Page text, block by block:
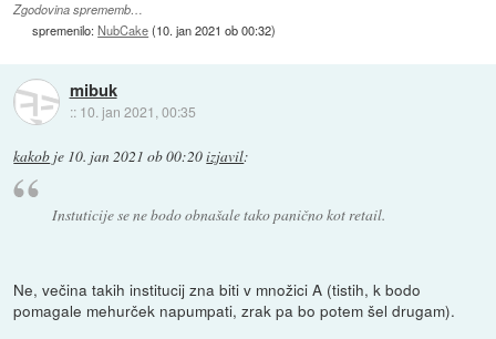
Zgodovina sprememb…
spremenilo:NubCake(10. jan 2021 ob 00:32)
mibuk
:: 10. jan 2021, 00:35
kakob je 10. jan 2021 ob 00:20izjavil:
Instuticije se ne bodo obnašale tako panično kot retail.
Ne, večina takih institucij zna biti v množici A (tistih, k bodo
pomagale mehurček napumpati, zrak pa bo potem šel drugam).